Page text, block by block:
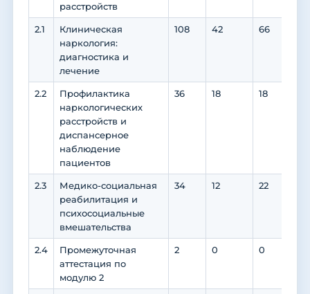
расстройств
2.1
Клиническая
наркология:
диагностика и
лечение
108 42 66
2.2
Профилактика
наркологических
расстройств и
диспансерное
наблюдение
пациентов
36 18 18
2.3
Медико-социальная
реабилитация и
психосоциальные
вмешательства
34 12 22
2.4
Промежуточная
аттестация по
модулю 2
2 0 0